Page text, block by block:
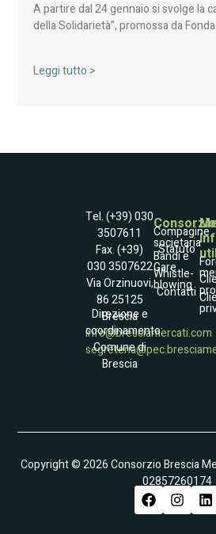
A partire dal 24 gennaio si svolge la
della Solidarietà”, promossa da
Leggi tutto >
Tel. (+39) 030
3507611
Fax. (+39)
030 3507622
Via Orzinuovi,
86 25125
Brescia
info@bresciamercati.com
Direzione e
coordinamento:
Comune di
Brescia
Consorzio
Compagine
societaria
Statuto
Bandi e
Gare
Whistle­
blowing
Contatti
Copyright © 2026 Consorzio Brescia
02857260174